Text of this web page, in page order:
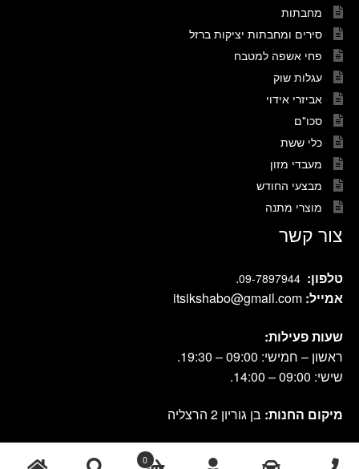
מחבתות
סירים ומחבתות יציקות ברזל
פחי אשפה למטבח
עגלות שוק
אביזרי אידוי
סכו"ם
כלי ששת
מעבדי מזון
מבצעי החודש
מוצרי מתנה
צור קשר
טלפון: 09-7897944
.
אמייל: itsikshabo@gmail.com
שעות פעילות:
ראשון – חמישי: 09:00 – 19:30.
שישי: 09:00 – 14:00.
מיקום החנות: בן גוריון 2 הרצליה
cook shop 2021 © אתר זה נבנה ועוצב על-ידי |אחסון 0